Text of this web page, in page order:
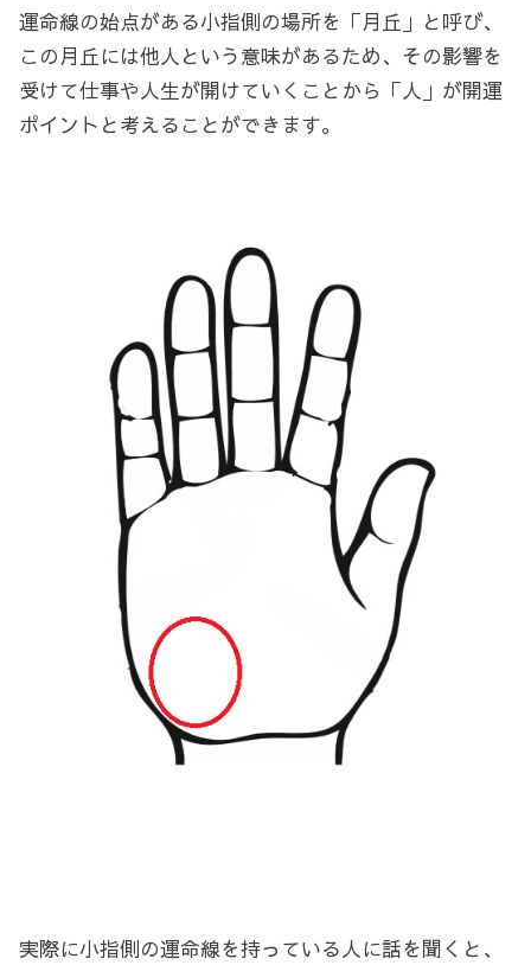
運命線の始点がある小指側の場所を「月丘」と呼び、
この月丘には他人という意味があるため、その影響を
受けて仕事や人生が開けていくことから「人」が開運
ポイントと考えることができます。
実際に小指側の運命線を持っている人に話を聞くと、